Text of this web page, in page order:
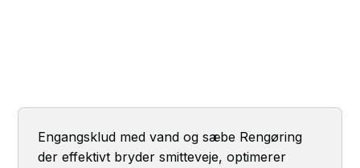
Engangsklud med vand og sæbe Rengøring
der effektivt bryder smitteveje, optimerer